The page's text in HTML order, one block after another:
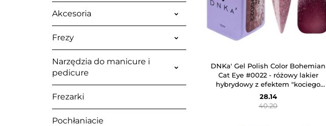
Akcesoria
Frezy
Narzędzia do manicure i
pedicure
Frezarki
Pochłaniacie
DNKa' Gel Polish Color Bohemian
Cat Eye #0022 - różowy lakier
hybrydowy z efektem "kociego
oka", 12 ml
28.14
40.20